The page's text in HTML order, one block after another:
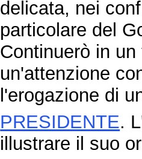
delicata, nei
particolare del
Continuerò in
un'attenzione
l'erogazione di
PRESIDENTE.
illustrare il suo